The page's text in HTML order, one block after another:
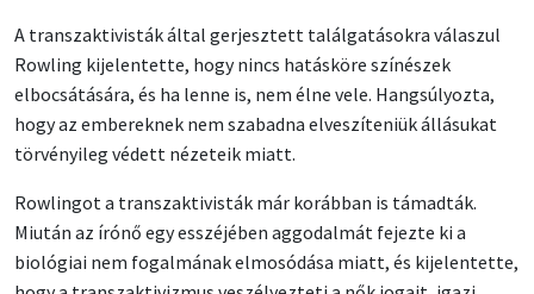
A transzaktivisták által gerjesztett találgatásokra válaszul
Rowling kijelentette, hogy nincs hatásköre színészek
elbocsátására, és ha lenne is, nem élne vele. Hangsúlyozta,
hogy az embereknek nem szabadna elveszíteniük állásukat
törvényileg védett nézeteik miatt.
Rowlingot a transzaktivisták már korábban is támadták.
Miután az írónő egy esszéjében aggodalmát fejezte ki a
biológiai nem fogalmának elmosódása miatt, és kijelentette,